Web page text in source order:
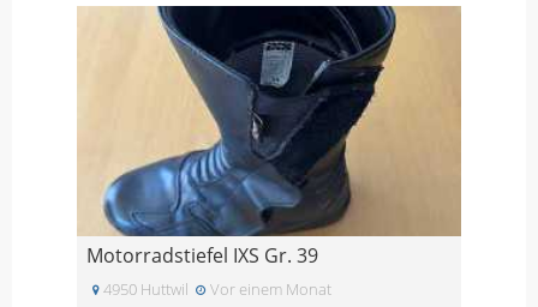
Motorradstiefel IXS Gr. 39
4950 Huttwil Vor einem Monat